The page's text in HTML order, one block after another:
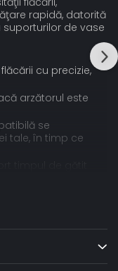
rapidă, datorită
de vase
cu precizie,
arzătorul este
se
tale, în timp ce
imediat
se stinge,
poate fi o